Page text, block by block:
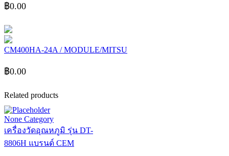
฿0.00
CM400HA-24A / MODULE/MITSU
฿0.00
Related products
None Category
เครื่องวัดอุณหภูมิ รุ่น DT-
8806H แบรนด์ CEM